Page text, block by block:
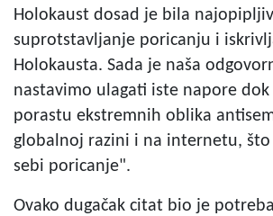
Holokaust dosad je bila
suprotstavljanje poricanju i
Holokausta. Sada je naša
nastavimo ulagati iste napore dok
porastu ekstremnih oblika
globalnoj razini i na internetu, što
sebi poricanje".
Ovako dugačak citat bio je